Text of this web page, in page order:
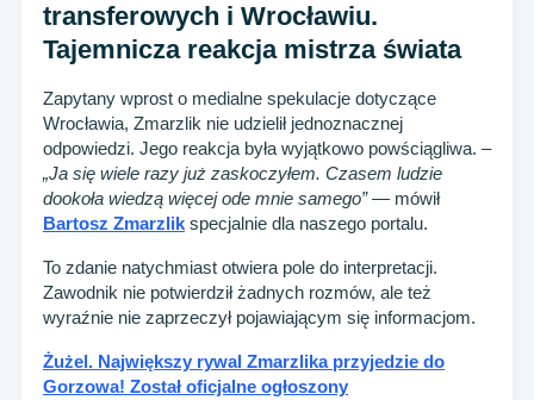
transferowych i Wrocławiu.
Tajemnicza reakcja mistrza świata
Zapytany wprost o medialne spekulacje dotyczące
Wrocławia, Zmarzlik nie udzielił jednoznacznej
odpowiedzi. Jego reakcja była wyjątkowo powściągliwa. –
„Ja się wiele razy już zaskoczyłem. Czasem ludzie
dookoła wiedzą więcej ode mnie samego”— mówił
Bartosz Zmarzlik specjalnie dla naszego portalu.
To zdanie natychmiast otwiera pole do interpretacji.
Zawodnik nie potwierdził żadnych rozmów, ale też
wyraźnie nie zaprzeczył pojawiającym się informacjom.
Żużel. Największy rywal Zmarzlika przyjedzie do
Gorzowa! Został oficjalne ogłoszony